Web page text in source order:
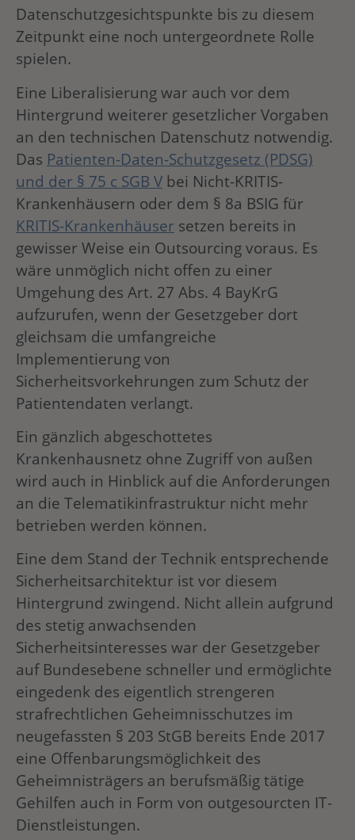
Datenschutzgesichtspunkte bis zu diesem
Zeitpunkt eine noch untergeordnete Rolle
spielen.
Eine Liberalisierung war auch vor dem
Hintergrund weiterer gesetzlicher Vorgaben
an den technischen Datenschutz notwendig.
Das Patienten-Daten-Schutzgesetz (PDSG)
und der § 75 c SGB V bei Nicht-KRITIS-
Krankenhäusern oder dem § 8a BSIG für
KRITIS-Krankenhäuser setzen bereits in
gewisser Weise ein Outsourcing voraus. Es
wäre unmöglich nicht offen zu einer
Umgehung des Art. 27 Abs. 4 BayKrG
aufzurufen, wenn der Gesetzgeber dort
gleichsam die umfangreiche
Implementierung von
Sicherheitsvorkehrungen zum Schutz der
Patientendaten verlangt.
Ein gänzlich abgeschottetes
Krankenhausnetz ohne Zugriff von außen
wird auch in Hinblick auf die Anforderungen
an die Telematikinfrastruktur nicht mehr
betrieben werden können.
Eine dem Stand der Technik entsprechende
Sicherheitsarchitektur ist vor diesem
Hintergrund zwingend. Nicht allein aufgrund
des stetig anwachsenden
Sicherheitsinteresses war der Gesetzgeber
auf Bundesebene schneller und ermöglichte
eingedenk des eigentlich strengeren
strafrechtlichen Geheimnisschutzes im
neugefassten § 203 StGB bereits Ende 2017
eine Offenbarungsmöglichkeit des
Geheimnisträgers an berufsmäßig tätige
Gehilfen auch in Form von outgesourcten IT-
Dienstleistungen.